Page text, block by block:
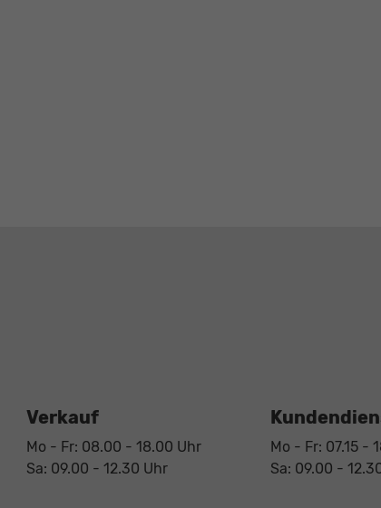
Verkauf
Mo - Fr: 08.00 - 18.00 Uhr
Sa: 09.00 - 12.30 Uhr
Mo - Fr: 07.15 -
Sa: 09.00 -